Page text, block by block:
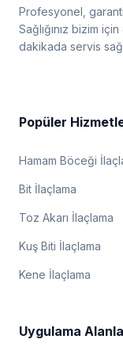
Profesyonel,
Sağlığınız bizim
dakikada servis
Popüler
Hamam Böceği
Bit İlaçlama
Toz Akarı İlaçlama
Kuş Biti İlaçlama
Kene İlaçlama
Uygulama